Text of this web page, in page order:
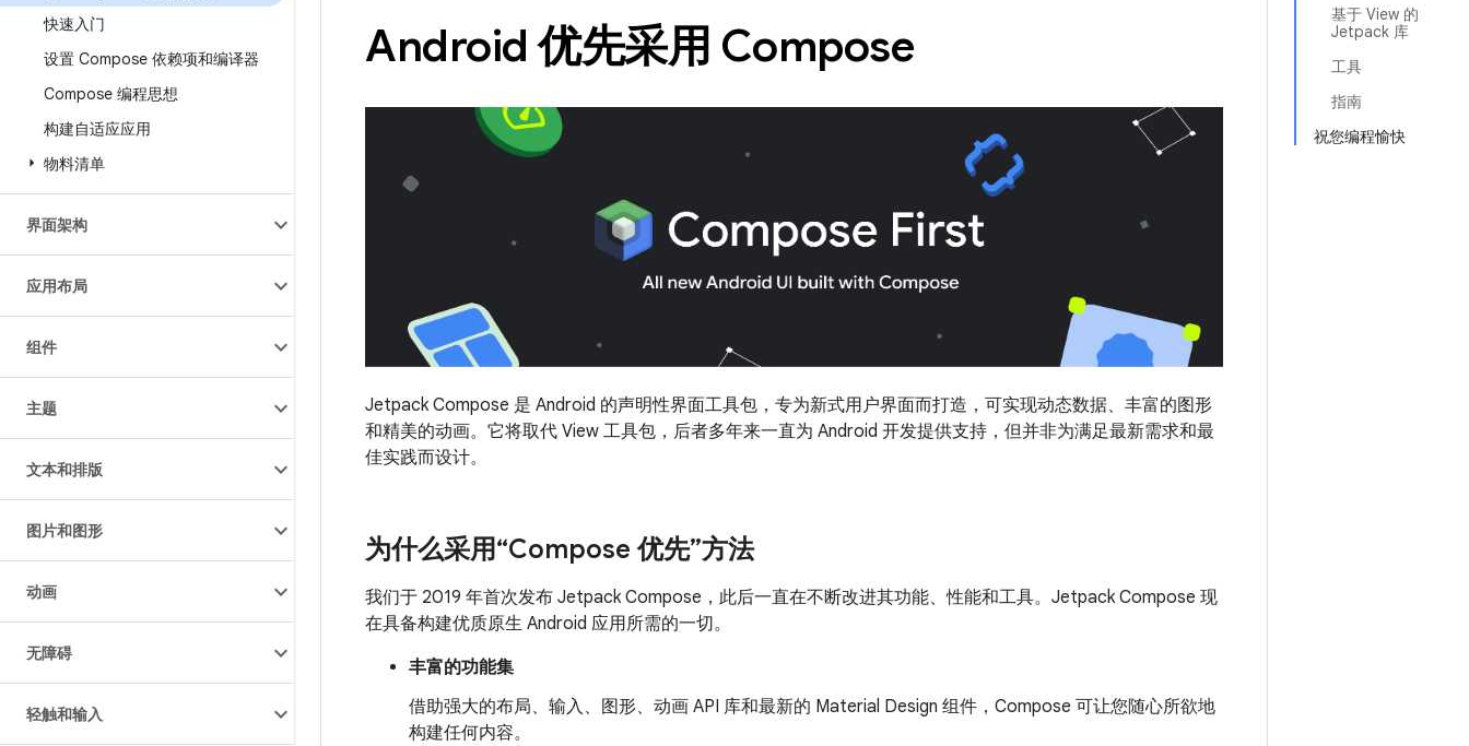
快速入门
设置 Compose 依赖项和编译器
Compose 编程思想
构建自适应应用
物料清单
界面架构
应用布局
组件
主题
文本和排版
图片和图形
动画
无障碍
轻触和输入
基于 View 的
Jetpack 库
工具
指南
祝您编程愉快
Android 优先采用 Compose
Jetpack Compose 是 Android 的声明性界面工具包，专为新式用户界面而打造，可实现动态数据、丰富的图形
和精美的动画。它将取代 View 工具包，后者多年来一直为 Android 开发提供支持，但并非为满足最新需求和最
佳实践而设计。
为什么采用“Compose 优先”方法
我们于 2019 年首次发布 Jetpack Compose，此后一直在不断改进其功能、性能和工具。Jetpack Compose 现
在具备构建优质原生 Android 应用所需的一切。
丰富的功能集
借助强大的布局、输入、图形、动画 API 库和最新的 Material Design 组件，Compose 可让您随心所欲地
构建任何内容。